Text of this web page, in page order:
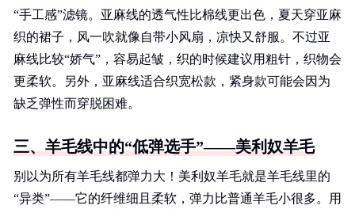
“手工感”滤镜。亚麻线的透气性比棉线更出色，夏天穿亚麻
织的裙子，风一吹就像自带小风扇，凉快又舒服。不过亚
麻线比较“娇气”，容易起皱，织的时候建议用粗针，织物会
更柔软。另外，亚麻线适合织宽松款，紧身款可能会因为
缺乏弹性而穿脱困难。
三、羊毛线中的“低弹选手”——美利奴羊毛
别以为所有羊毛线都弹力大！美利奴羊毛就是羊毛线里的
“异类”——它的纤维细且柔软，弹力比普通羊毛小很多。用